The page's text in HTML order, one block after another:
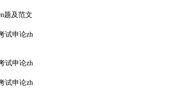
题及范文
试申论zh
试申论zh
试申论zh